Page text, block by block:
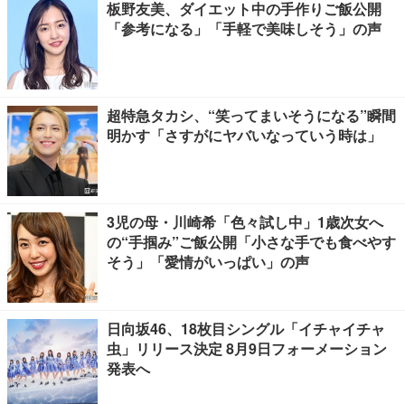
板野友美、ダイエット中の手作りご飯公開
「参考になる」「手軽で美味しそう」の声
超特急タカシ、“笑ってまいそうになる”瞬間
明かす「さすがにヤバいなっていう時は」
3児の母・川崎希「色々試し中」1歳次女へ
の“手掴み”ご飯公開「小さな手でも食べやす
そう」「愛情がいっぱい」の声
日向坂46、18枚目シングル「イチャイチャ
虫」リリース決定 8月9日フォーメーション
発表へ